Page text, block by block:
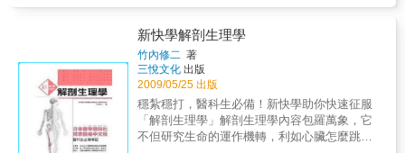
帶領我們飽覽一趟鏡像神經元發現之旅：有出
有看似平淡無奇、實則巧妙無比的實驗手法；
有規規矩矩的科學實驗，也有社會活動的研究
應用--例如行銷與政治。「人是社會的動物」這
句話，竟然可以從鏡像神經元的研究得到充分
的支持。原來模仿竟然如此重要，它不但是最
原始的學習，更是形塑人類行為的一雙手。看
到別人笑時，鏡像神經元讓我們不由自主的微
代表著無邊無際的創造力！本書主要在敘述人
類大腦如何演化出閱讀能力的故事，並同時揭
露智力演化的奧祕，而此故事其實一直不斷在
我們眼前更迭、在我們指間流轉。隱藏在學習
閱讀過程的背後，腦部構造及迴路相互之間不
斷建立新的連結，簡而言之，我們之所以能夠
學會閱讀，仰賴的全是腦部可塑性的設計；反
之，由另一個角度來看，當我們正在閱讀時，
新快學解剖生理學
竹內修二 著
三悅文化 出版
2009/05/25 出版
穩紮穩打，醫科生必備！新快學助你快速征服
「解剖生理學」解剖生理學內容包羅萬象，它
不但研究生命的運作機轉，利如心臟怎麼跳